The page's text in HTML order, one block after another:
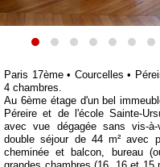
Paris 17ème • Courcelles •
4 chambres.
Au 6ème étage d'un bel
Péreire et de l'école Sainte-
avec vue dégagée sans vis-
double séjour de 44 m² avec
cheminée et balcon, bureau